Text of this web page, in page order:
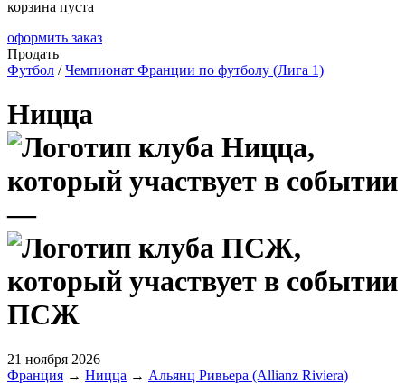
корзина пуста
оформить заказ
Продать
Футбол /Чемпионат Франции по футболу (Лига 1)
Ницца
—
ПСЖ
21 ноября 2026
Франция → Ницца → Альянц Ривьера (Allianz Riviera)